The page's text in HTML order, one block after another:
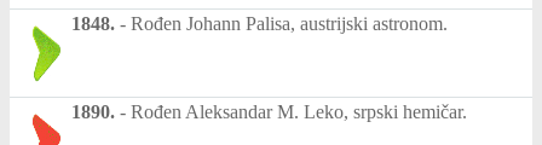
1848. - Rođen Johann Palisa, austrijski astronom.
1890. - Rođen Aleksandar M. Leko, srpski hemičar.